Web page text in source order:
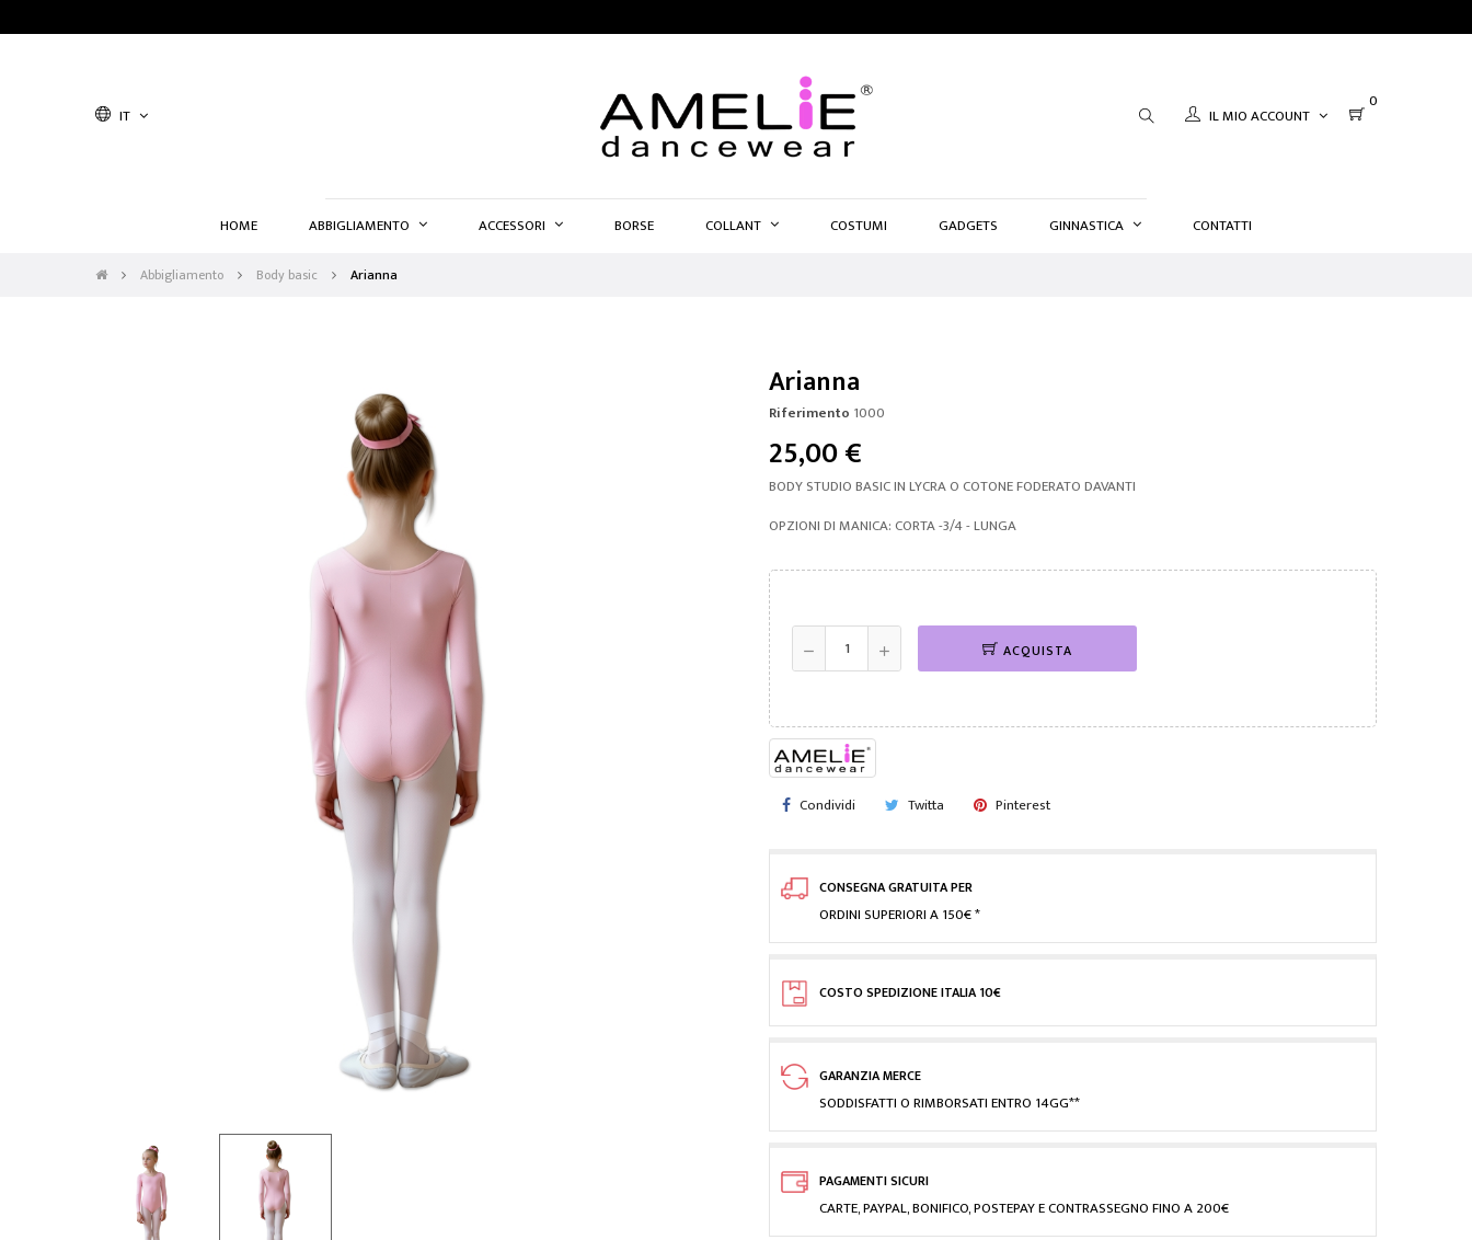
IT IL MIO ACCOUNT
0
HOME ABBIGLIAMENTO ACCESSORI BORSE COLLANT COSTUMI GADGETS GINNASTICA CONTATTI
Abbigliamento Body basic Arianna
Arianna
Riferimento 1000
25,00 €
BODY STUDIO BASIC IN LYCRA O COTONE FODERATO DAVANTI
OPZIONI DI MANICA: CORTA -3/4 - LUNGA
ACQUISTA
Condividi Twitta Pinterest
CONSEGNA GRATUITA PER
ORDINI SUPERIORI A 150€ *
COSTO SPEDIZIONE ITALIA 10€
GARANZIA MERCE
SODDISFATTI O RIMBORSATI ENTRO 14GG**
PAGAMENTI SICURI
CARTE, PAYPAL, BONIFICO, POSTEPAY E CONTRASSEGNO FINO A 200€